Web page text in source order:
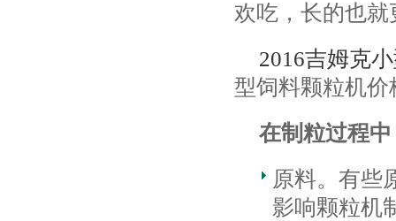
欢吃，长的也就
2016吉姆克
型饲料颗粒机价
在制粒过程
原料。有些
影响颗粒机